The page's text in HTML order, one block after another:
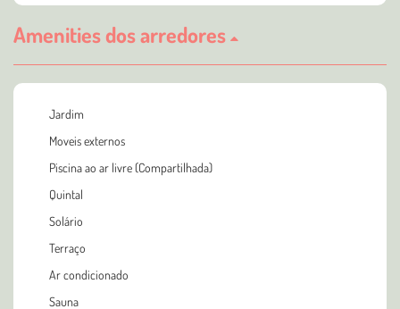
Amenities dos arredores
Jardim
Moveis externos
Piscina ao ar livre (Compartilhada)
Quintal
Solário
Terraço
Ar condicionado
Sauna